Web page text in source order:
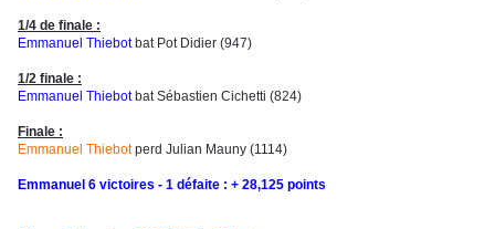
1/4 de finale :
Emmanuel Thiebotbat Pot Didier (947)
1/2 finale :
Emmanuel Thiebotbat Sébastien Cichetti (824)
Finale :
Emmanuel Thiebotperd Julian Mauny (1114)
Emmanuel 6 victoires - 1 défaite : + 28,125 points